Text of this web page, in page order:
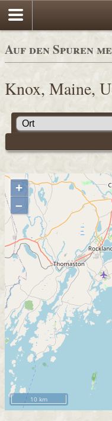
Auf den Spuren
Knox, Maine,
+
–
10 km